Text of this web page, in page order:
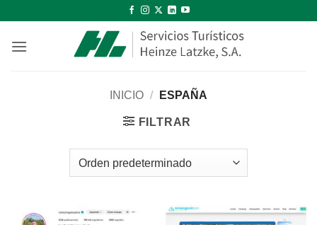
contenido
INICIO / ESPAÑA
FILTRAR